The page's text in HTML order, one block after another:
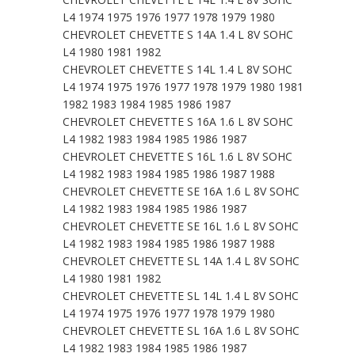
L4 1974 1975 1976 1977 1978 1979 1980
CHEVROLET CHEVETTE S 14A 1.4 L 8V SOHC
L4 1980 1981 1982
CHEVROLET CHEVETTE S 14L 1.4 L 8V SOHC
L4 1974 1975 1976 1977 1978 1979 1980 1981
1982 1983 1984 1985 1986 1987
CHEVROLET CHEVETTE S 16A 1.6 L 8V SOHC
L4 1982 1983 1984 1985 1986 1987
CHEVROLET CHEVETTE S 16L 1.6 L 8V SOHC
L4 1982 1983 1984 1985 1986 1987 1988
CHEVROLET CHEVETTE SE 16A 1.6 L 8V SOHC
L4 1982 1983 1984 1985 1986 1987
CHEVROLET CHEVETTE SE 16L 1.6 L 8V SOHC
L4 1982 1983 1984 1985 1986 1987 1988
CHEVROLET CHEVETTE SL 14A 1.4 L 8V SOHC
L4 1980 1981 1982
CHEVROLET CHEVETTE SL 14L 1.4 L 8V SOHC
L4 1974 1975 1976 1977 1978 1979 1980
CHEVROLET CHEVETTE SL 16A 1.6 L 8V SOHC
L4 1982 1983 1984 1985 1986 1987